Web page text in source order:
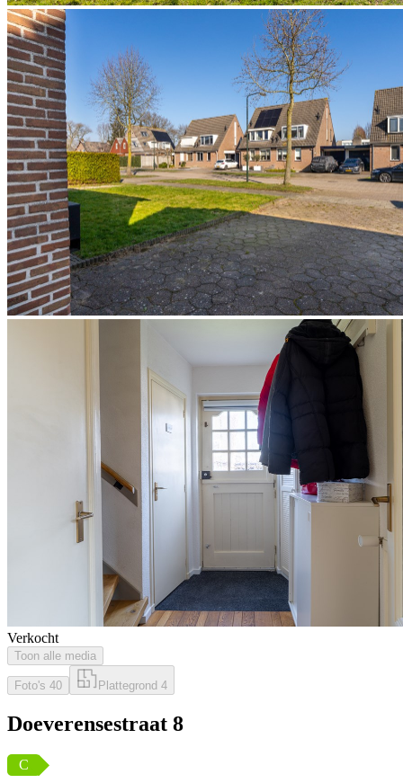
Verkocht
Toon alle media
Foto's 40 Plattegrond 4
Doeverensestraat 8
C